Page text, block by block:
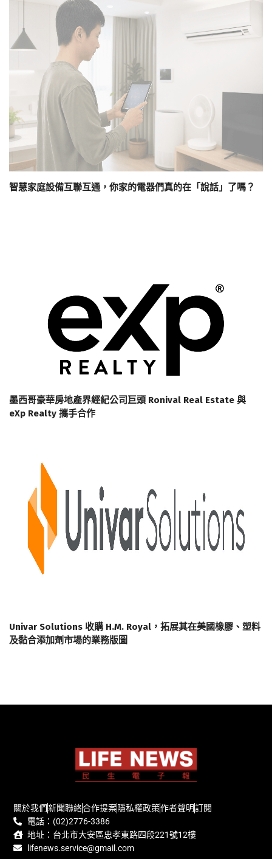
智慧家庭設備互聯互通，你家的電器們真的在「說話」了嗎？
墨西哥豪華房地產界經紀公司巨頭 Ronival Real Estate 與
eXp Realty 攜手合作
Univar Solutions 收購 H.M. Royal，拓展其在美國橡膠、塑料
及黏合添加劑市場的業務版圖
關於我們新聞聯絡合作提案隱私權政策作者聲明訂閱
電話：(02)2776-3386
地址：台北市大安區忠孝東路四段221號12樓
lifenews.service@gmail.com